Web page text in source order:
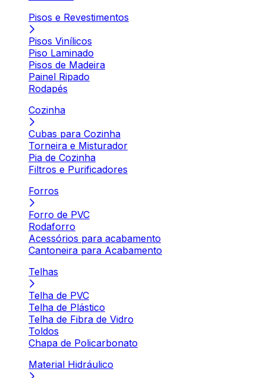
Pisos e Revestimentos
Pisos Vinílicos
Piso Laminado
Pisos de Madeira
Painel Ripado
Rodapés
Cozinha
Cubas para Cozinha
Torneira e Misturador
Pia de Cozinha
Filtros e Purificadores
Forros
Forro de PVC
Rodaforro
Acessórios para acabamento
Cantoneira para Acabamento
Telhas
Telha de PVC
Telha de Plástico
Telha de Fibra de Vidro
Toldos
Chapa de Policarbonato
Material Hidráulico